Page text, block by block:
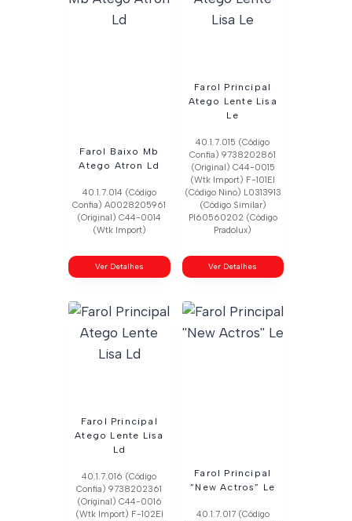
Farol Baixo Mb
Atego Atron Ld
40.1.7.014 (Código
Confia) A0028205961
(Original) C44-0014
(Wtk Import)
Ver Detalhes
Farol Principal
Atego Lente Lisa
Le
40.1.7.015 (Código
Confia) 9738202861
(Original) C44-0015
(Wtk Import) F-101El
(Código Nino) L0313913
(Código Similar)
Pl60560202 (Código
Pradolux)
Ver Detalhes
Farol Principal
Atego Lente Lisa
Ld
40.1.7.016 (Código
Confia) 9738202361
(Original) C44-0016
(Wtk Import) F-102El
Farol Principal
”New Actros” Le
40.1.7.017 (Código